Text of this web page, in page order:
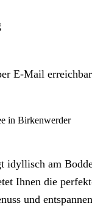
E-Mail
in Birkenwerder
idyllisch am
Ihnen die
und